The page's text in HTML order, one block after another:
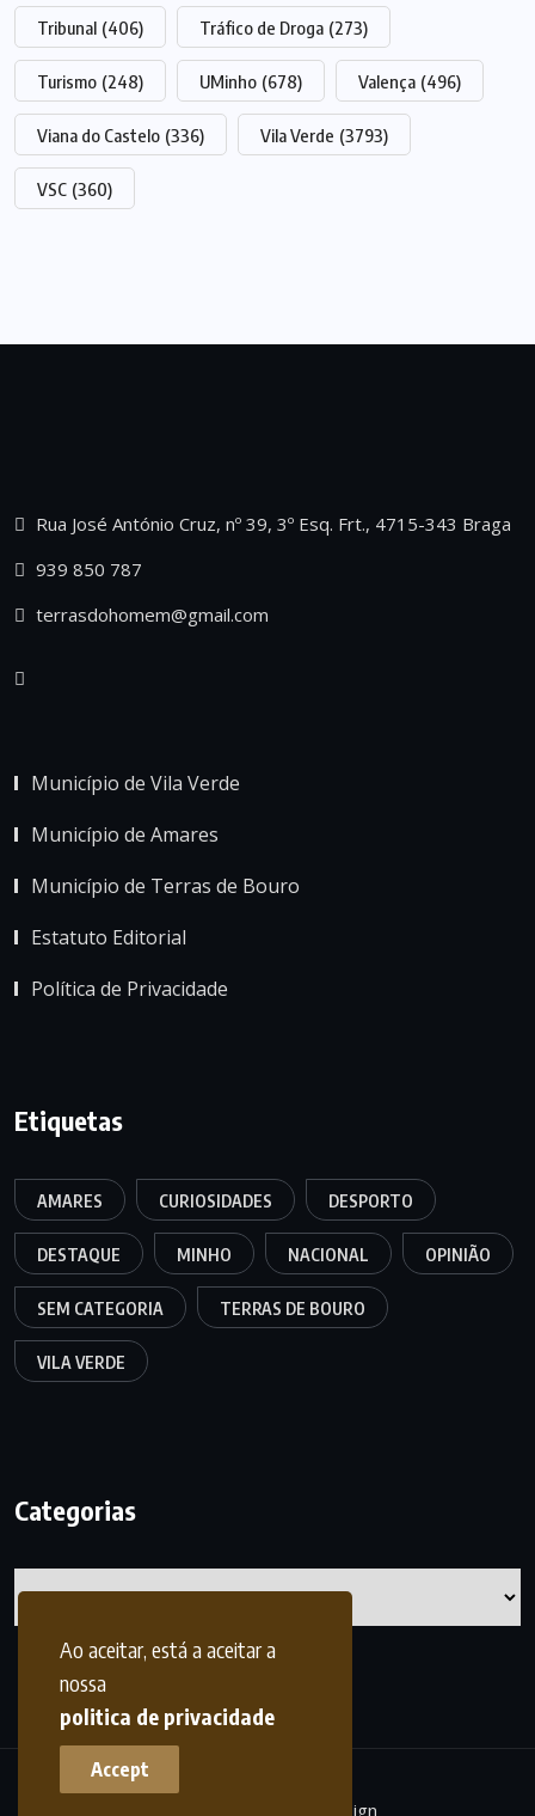
Ao aceitar, está a aceitar a
nossa
politica de privacidade
Accept
Tribunal (406) Tráfico de Droga (273)
Turismo (248) UMinho (678) Valença (496)
Viana do Castelo (336) Vila Verde (3793)
VSC (360)
Rua José António Cruz, nº 39, 3º Esq. Frt., 4715-343 Braga
939 850 787
terrasdohomem@gmail.com
Município de Vila Verde
Município de Amares
Município de Terras de Bouro
Estatuto Editorial
Política de Privacidade
Etiquetas
AMARES CURIOSIDADES DESPORTO
DESTAQUE MINHO NACIONAL OPINIÃO
SEM CATEGORIA TERRAS DE BOURO
VILA VERDE
Categorias
frdesign